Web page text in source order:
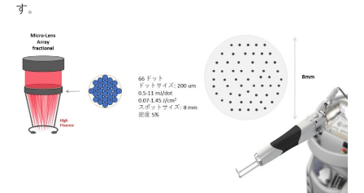
す。